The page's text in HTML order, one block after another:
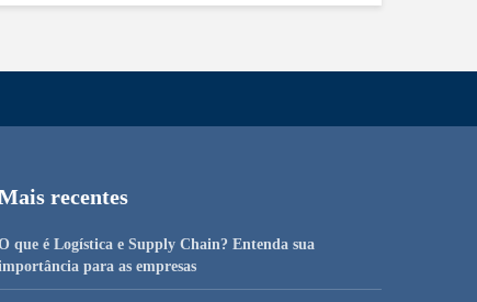
recentes
que é Logística e Supply Chain? Entenda sua
para as empresas